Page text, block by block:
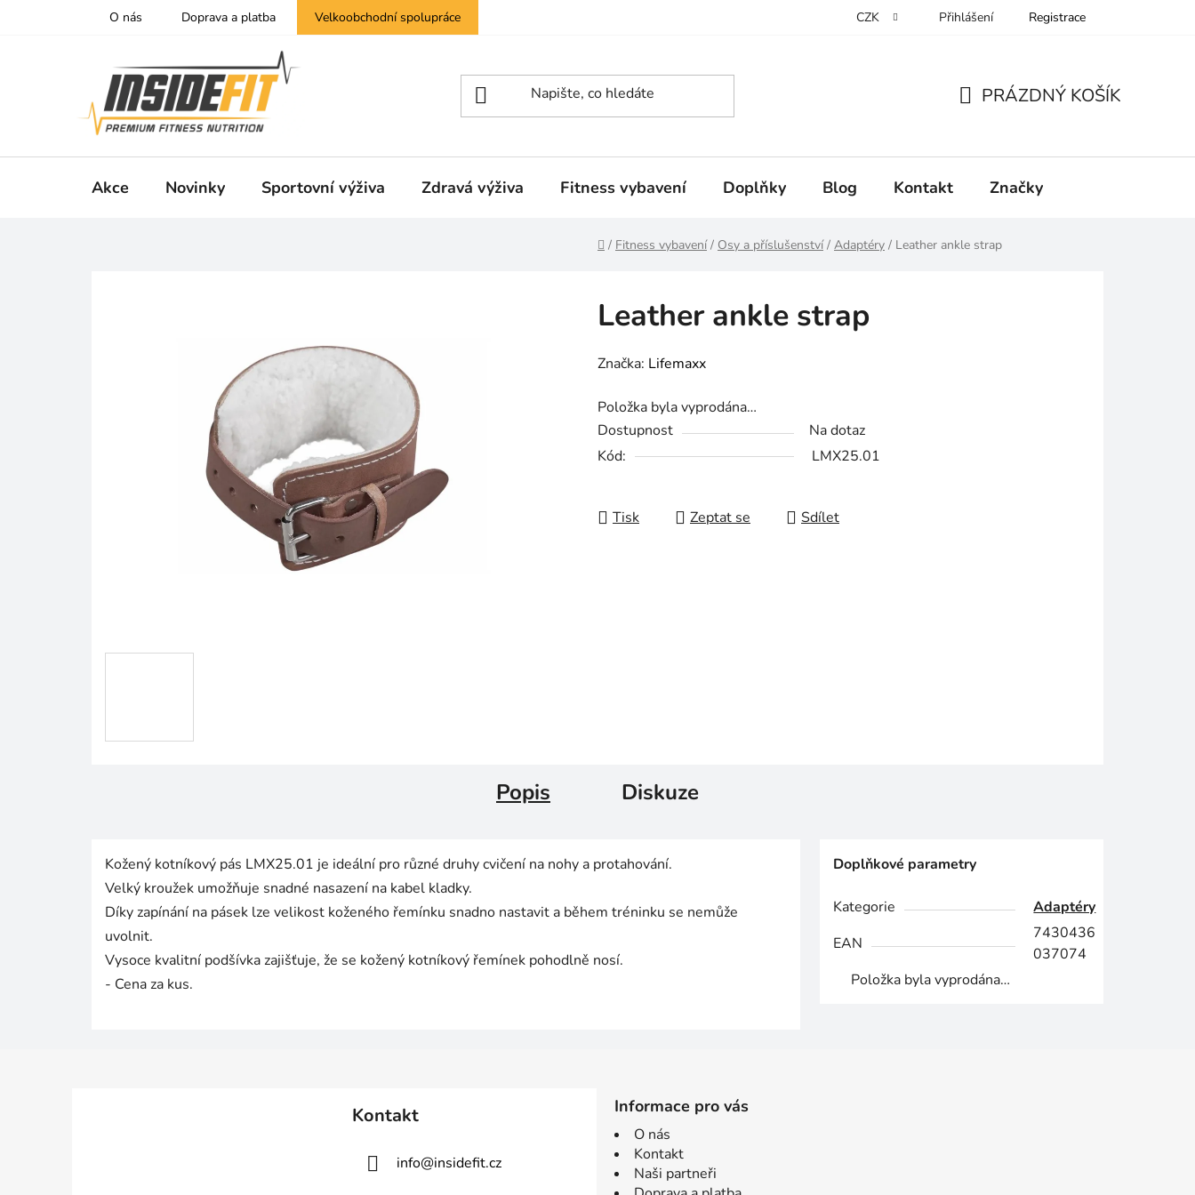
O nás Doprava a platba Velkoobchodní spolupráce CZK Přihlášení Registrace
KOŠÍK
PRÁZDNÝ KOŠÍK
Akce Novinky Sportovní výživa Zdravá výživa Fitness vybavení Doplňky Blog Kontakt Značky
Domů
/ Fitness vybavení / Osy a příslušenství / Adaptéry / Leather ankle strap
Leather ankle strap
Značka: Lifemaxx
Položka byla vyprodána…
Dostupnost
Na dotaz
Kód:
LMX25.01
Tisk Zeptat se Sdílet
Popis Diskuze
Kožený kotníkový pás LMX25.01 je ideální pro různé druhy cvičení na nohy a protahování.
Velký kroužek umožňuje snadné nasazení na kabel kladky.
Díky zapínání na pásek lze velikost koženého řemínku snadno nastavit a během tréninku se nemůže
uvolnit.
Vysoce kvalitní podšívka zajišťuje, že se kožený kotníkový řemínek pohodlně nosí.
- Cena za kus.
Doplňkové parametry
Kategorie
Adaptéry
EAN
7430436
037074
Položka byla vyprodána…
Kontakt
info@insidefit.cz
Informace pro vás
O nás
Kontakt
Naši partneři